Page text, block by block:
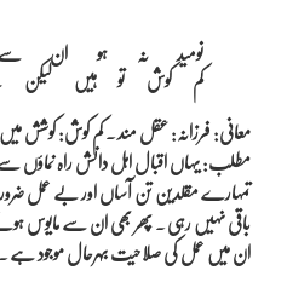
نومید نہ ہو ان
کم کوش تو ہیں لیکن بے ذوق نہیں راہی
معانی: فرزانہ: عقل مند ۔ کم کوش: کوشش
مطلب: یہاں اقبال اہل دانش راہ
تمہارے مقلدین تن آساں اور بے عمل
باقی نہیں رہی ۔ پھر بھی ان سے مایوس
ان میں عمل کی صلاحیت بہرحال موجود ہے ۔